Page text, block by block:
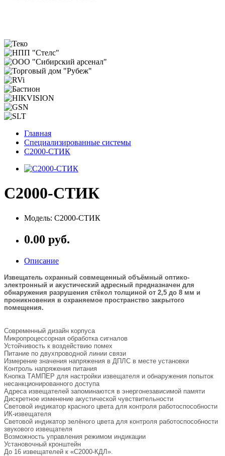
Главная
Специализированные системы
С2000-СТИК
С2000-СТИК
Модель: С2000-СТИК
0.00 руб.
Описание
Извещатель охранный совмещенный объёмный оптико-
электронный и акустический адресный предназначен для
обнаружения разрушения стёкол толщиной от 2,5 до 8 мм и
проникновения в охраняемое пространство закрытого
помещения.
Современный дизайн корпуса
Микропроцессорная обработка сигналов
Устойчивость к воздействию помех
Питание по двухпроводной линии связи
Измерение значения напряжения в ДПЛС в месте установки
Контроль напряжения питания
Кнопка ТАМПЕР для настройки извещателя и обнаружения попыток
несанкционированного доступа
Адреса извещателей запоминаются в энергонезависимой памяти
Дискретное изменение акустической чувствительности
Световой индикатор красного цвета для контроля работоспособности
ИК-извещателя
Световой индикатор зелёного цвета для контроля работоспособности
звукового извещателя
Возможность управления режимом индикации
Установочный кронштейн
До 16 извещателей к «С2000-КДЛ».